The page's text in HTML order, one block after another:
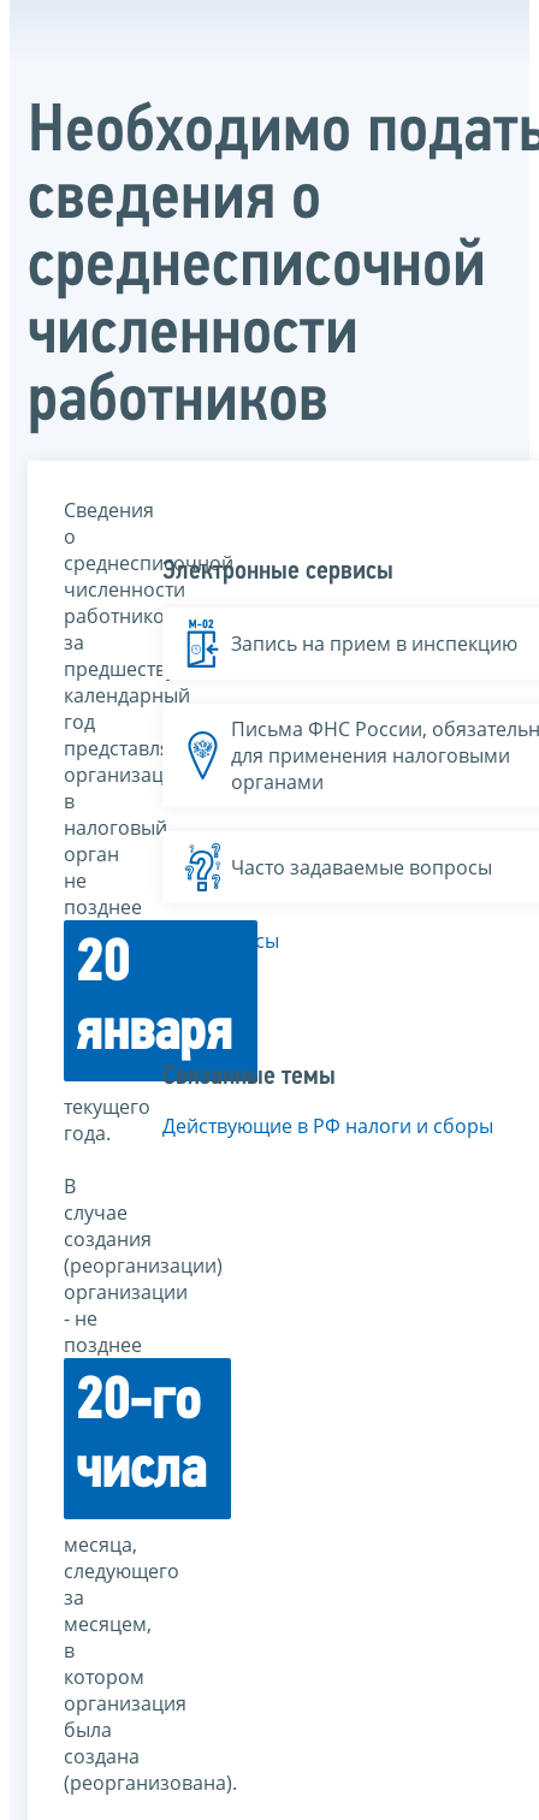
Необходимо
сведения о
среднесписочной
численности
работников
Сведения
о
среднесписочной
численности
работников
за
предшествующий
календарный
год
представляются
организациями
в
налоговый
орган
не
позднее
20
января
текущего
года.
В
случае
создания
(реорганизации)
организации
- не
позднее
20-го
числа
месяца,
следующего
за
месяцем,
в
котором
организация
была
создана
(реорганизована).
Электронные сервисы
Запись на прием в инспекцию
Письма ФНС России,
для применения налоговыми
органами
Часто задаваемые вопросы
Все сервисы
Связанные темы
Действующие в РФ налоги и сборы